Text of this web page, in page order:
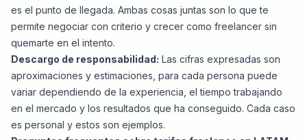
es el punto de llegada. Ambas cosas juntas son lo que te
permite negociar con criterio y crecer como freelancer sin
quemarte en el intento.
Descargo de responsabilidad: Las cifras expresadas son
aproximaciones y estimaciones, para cada persona puede
variar dependiendo de la experiencia, el tiempo trabajando
en el mercado y los resultados que ha conseguido. Cada caso
es personal y estos son ejemplos.